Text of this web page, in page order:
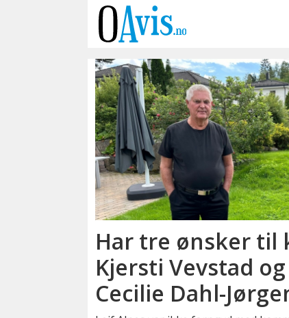
ordfører
jørgensen
Har tre ønsker til
Kjersti Vevstad
Cecilie Dahl-